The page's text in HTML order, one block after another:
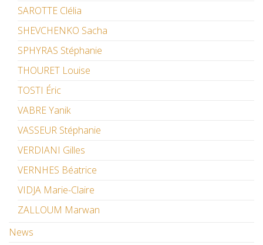
SAROTTE Clélia
SHEVCHENKO Sacha
SPHYRAS Stéphanie
THOURET Louise
TOSTI Éric
VABRE Yanik
VASSEUR Stéphanie
VERDIANI Gilles
VERNHES Béatrice
VIDJA Marie-Claire
ZALLOUM Marwan
News